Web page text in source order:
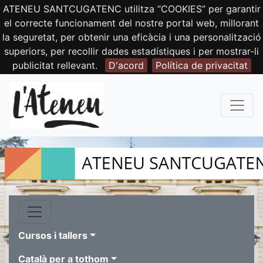
ATENEU SANTCUGATENC utilitza “COOKIES” per garantir
el correcte funcionament del nostre portal web, millorant
la seguretat, per obtenir una eficàcia i una personalització
superiors, per recollir dades estadístiques i per mostrar-li
publicitat rellevant.
D'acord Política de privacitat
Cursos i tallers
Català per a tothom